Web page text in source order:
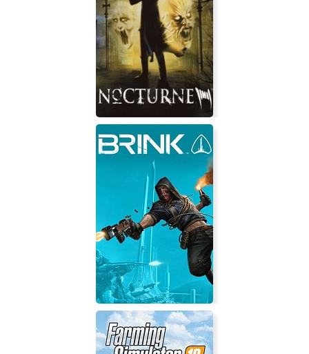
Minecraft: Story Mode - Season Two
Nocturne